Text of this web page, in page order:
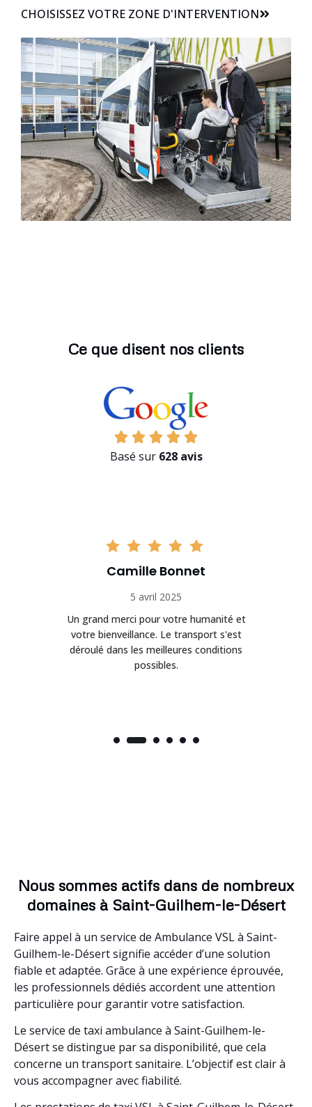
CHOISISSEZ VOTRE ZONE D'INTERVENTION
Ce que disent nos clients
Basé sur 628 avis
Camille Bonnet
5 avril 2025
Un grand merci pour votre humanité et
votre bienveillance. Le transport s'est
déroulé dans les meilleures conditions
possibles.
Nous sommes actifs dans de nombreux
domaines à Saint-Guilhem-le-Désert
Faire appel à un service de Ambulance VSL à Saint-
Guilhem-le-Désert signifie accéder d’une solution
fiable et adaptée. Grâce à une expérience éprouvée,
les professionnels dédiés accordent une attention
particulière pour garantir votre satisfaction.
Le service de taxi ambulance à Saint-Guilhem-le-
Désert se distingue par sa disponibilité, que cela
concerne un transport sanitaire. L’objectif est clair à
vous accompagner avec fiabilité.